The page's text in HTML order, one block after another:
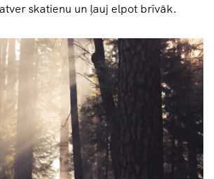
skatienu un ļauj elpot brīvāk.